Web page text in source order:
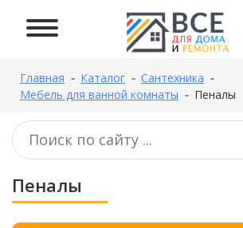
Главная Каталог
Сантехника
Мебель для ванной комнаты
Пеналы
Пеналы